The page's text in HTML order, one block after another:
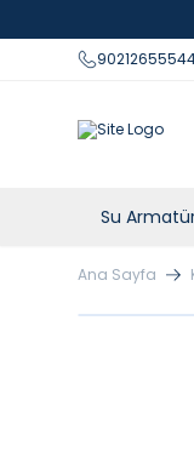
Su
Ana Sayfa